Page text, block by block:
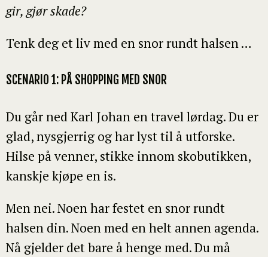
gir, gjør skade?
Tenk deg et liv med en snor rundt halsen …
SCENARIO 1: PÅ SHOPPING MED SNOR
Du går ned Karl Johan en travel lørdag. Du er
glad, nysgjerrig og har lyst til å utforske.
Hilse på venner, stikke innom skobutikken,
kanskje kjøpe en is.
Men nei. Noen har festet en snor rundt
halsen din. Noen med en helt annen agenda.
Nå gjelder det bare å henge med. Du må